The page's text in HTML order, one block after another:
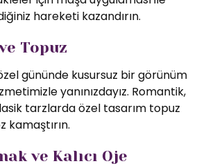
hareketi kazandırın.
Topuz
gününde kusursuz bir görünüm
yanınızdayız. Romantik,
tarzlarda özel tasarım topuz
kamaştırın.
ve Kalıcı Oje